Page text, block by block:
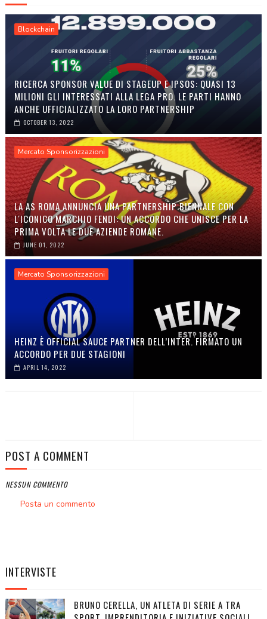
Blockchain
RICERCA SPONSOR VALUE DI STAGEUP E IPSOS: QUASI 13
MILIONI GLI INTERESSATI ALLA LEGA PRO. LE PARTI HANNO
ANCHE UFFICIALIZZATO LA LORO PARTNERSHIP
OCTOBER 13, 2022
Mercato Sponsorizzazioni
LA AS ROMA ANNUNCIA UNA PARTNERSHIP BIENNALE CON
L'ICONICO MARCHIO FENDI: UN ACCORDO CHE UNISCE PER LA
PRIMA VOLTA LE DUE AZIENDE ROMANE.
JUNE 01, 2022
Mercato Sponsorizzazioni
HEINZ È OFFICIAL SAUCE PARTNER DELL’INTER. FIRMATO UN
ACCORDO PER DUE STAGIONI
APRIL 14, 2022
POST A COMMENT
NESSUN COMMENTO
Posta un commento
INTERVISTE
BRUNO CERELLA, UN ATLETA DI SERIE A TRA